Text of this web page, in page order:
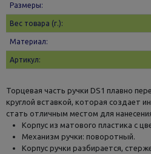
Размеры:
Вес товара (г.):
Материал:
Артикул:
Торцевая часть ручки DS1 плавно
круглой вставкой, которая создает
стать отличным местом для
Корпус из матового пластика с
Механизм ручки: поворотный.
Корпус ручки разбирается,